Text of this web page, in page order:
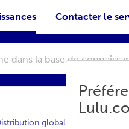
Contacter le
globale